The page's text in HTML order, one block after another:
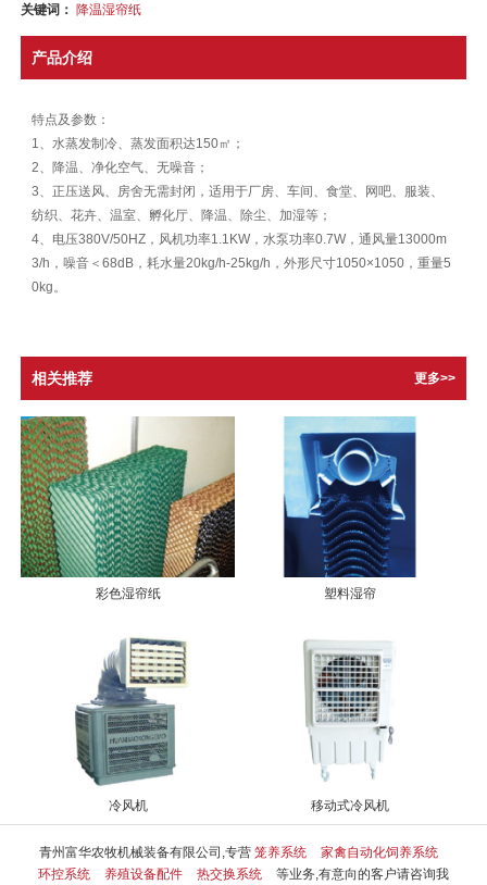
关键词： 降温湿帘纸
产品介绍
特点及参数：
1、水蒸发制冷、蒸发面积达150㎡；
2、降温、净化空气、无噪音；
3、正压送风、房舍无需封闭，适用于厂房、车间、食堂、网吧、服装、
纺织、花卉、温室、孵化厅、降温、除尘、加湿等；
4、电压380V/50HZ，风机功率1.1KW，水泵功率0.7W，通风量13000m
3/h，噪音＜68dB，耗水量20kg/h-25kg/h，外形尺寸1050×1050，重量5
0kg。
相关推荐 更多>>
彩色湿帘纸 塑料湿帘
冷风机 移动式冷风机
青州富华农牧机械装备有限公司,专营 笼养系统
家禽自动化饲养系统
环控系统
养殖设备配件 热交换系统 等业务,有意向的客户请咨询我